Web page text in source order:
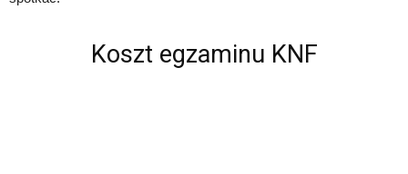
Koszt egzaminu KNF